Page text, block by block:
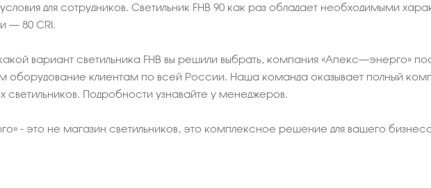
для сотрудников. Светильник FHB 90 как раз обладает необходимыми
– 80 CRI.
вариант светильника FHB вы решили выбрать, компания «Апекс–энерго»
оборудование клиентам по всей России. Наша команда оказывает полный
светильников. Подробности узнавайте у менеджеров.
- это не магазин светильников, это комплексное решение для вашего